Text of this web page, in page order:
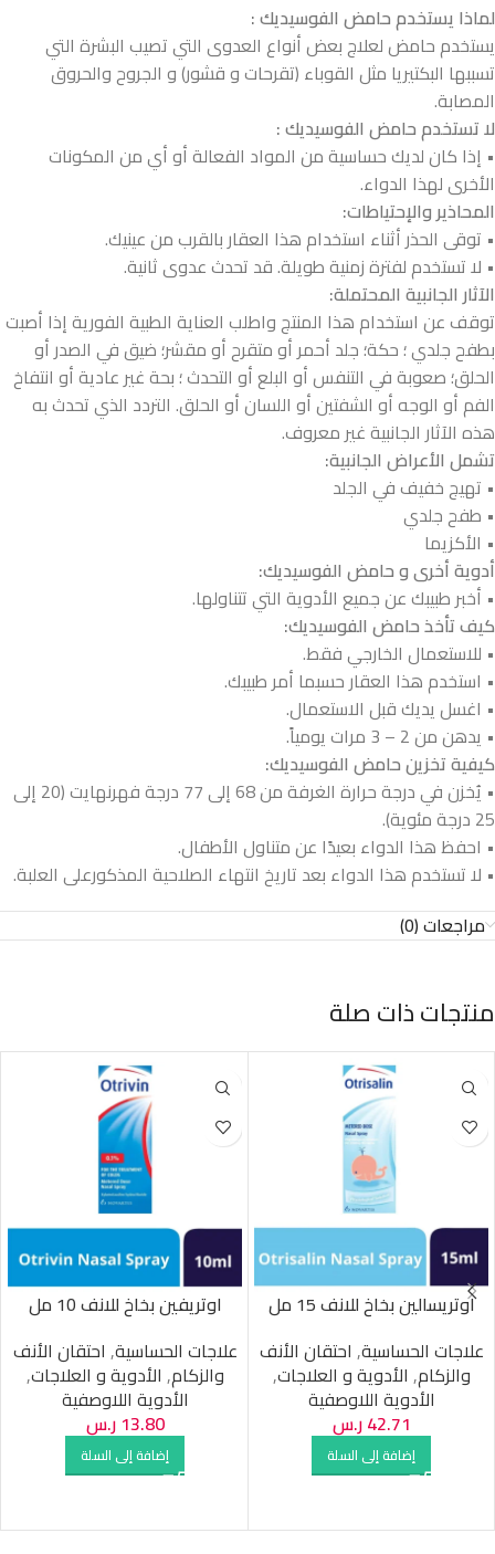
لماذا يستخدم حامض الفوسيديك :
يستخدم حامض لعلاج بعض أنواع العدوى التي تصيب البشرة التي
تسببها البكتيريا مثل القوباء (تقرحات و قشور) و الجروح والحروق
المصابة.
لا تستخدم حامض الفوسيديك :
• إذا كان لديك حساسية من المواد الفعالة أو أي من المكونات
الأخرى لهذا الدواء.
المحاذير والإحتياطات:
• توقى الحذر أثناء استخدام هذا العقار بالقرب من عينيك.
• لا تستخدم لفترة زمنية طويلة. قد تحدث عدوى ثانية.
الآثار الجانبية المحتملة:
توقف عن استخدام هذا المنتج واطلب العناية الطبية الفورية إذا أصبت
بطفح جلدي ؛ حكة؛ جلد أحمر أو متقرح أو مقشر؛ ضيق في الصدر أو
الحلق؛ صعوبة في التنفس أو البلع أو التحدث ؛ بحة غير عادية أو انتفاخ
الفم أو الوجه أو الشفتين أو اللسان أو الحلق. التردد الذي تحدث به
هذه الآثار الجانبية غير معروف.
تشمل الأعراض الجانبية:
• تهيج خفيف في الجلد
• طفح جلدي
• الأكزيما
أدوية أخرى و حامض الفوسيديك:
• أخبر طبيبك عن جميع الأدوية التي تتناولها.
كيف تأخذ حامض الفوسيديك:
• للاستعمال الخارجي فقط.
• استخدم هذا العقار حسبما أمر طبيبك.
• اغسل يديك قبل الاستعمال.
• يدهن من 2 – 3 مرات يومياً.
كيفية تخزين حامض الفوسيديك:
• يُخزن في درجة حرارة الغرفة من 68 إلى 77 درجة فهرنهايت (20 إلى
25 درجة مئوية).
• احفظ هذا الدواء بعيدًا عن متناول الأطفال.
• لا تستخدم هذا الدواء بعد تاريخ انتهاء الصلاحية المذكورعلى العلبة.
مراجعات (0)
منتجات ذات صلة
اوتريسالين بخاخ للانف 15 مل
علاجات الحساسية, احتقان الأنف
والزكام, الأدوية و العلاجات,
الأدوية اللاوصفية
42.71ر.س
إضافة إلى السلة
اوتريفين بخاخ للانف 10 مل
علاجات الحساسية, احتقان الأنف
والزكام, الأدوية و العلاجات,
الأدوية اللاوصفية
13.80 ر.س
إضافة إلى السلة